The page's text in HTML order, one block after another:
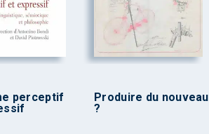
perceptif
Produire du nouveau
?